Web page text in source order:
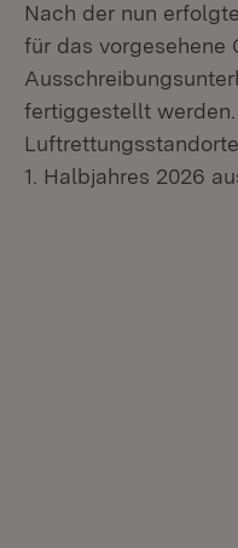
Nach der nun
für das vorgesehene
fertiggestellt
1. Halbjahres 2026